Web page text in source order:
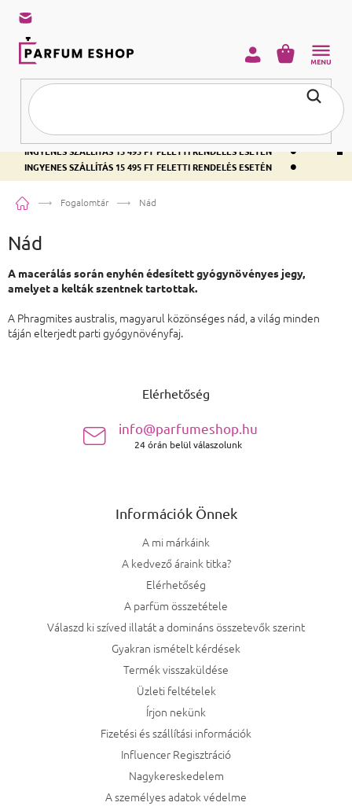
INGYENES SZÁLLÍTÁS 15 495 FT FELETTI RENDELÉS ESETÉN •
INGYENES SZÁLLÍTÁS 15 495 FT FELETTI RENDELÉS ESETÉN •
INGYENES SZÁLLÍTÁS 15 495 FT FELETTI RENDELÉS ESETÉN •
KOSÁR
KezdőlapFogalomtár Nád
Nád
A macerálás során enyhén édesített gyógynövényes jegy,
amelyet a kelták szentnek tartottak.
A Phragmites australis, magyarul közönséges nád, a világ minden
táján elterjedt parti gyógynövényfaj.
Elérhetőség
info@parfumeshop.hu
24 órán belül válaszolunk
Információk Önnek
A mi márkáink
A kedvező áraink titka?
Elérhetőség
A parfüm összetétele
Válaszd ki szíved illatát a domináns összetevők szerint
Gyakran ismételt kérdések
Termék visszaküldése
Üzleti feltételek
Írjon nekünk
Fizetési és szállítási információk
Influencer Regisztráció
Nagykereskedelem
A személyes adatok védelme